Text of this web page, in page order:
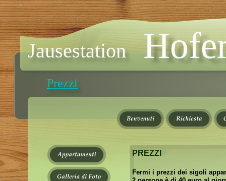
Prezzi
Jausestation
PREZZI
Fermi i prezzi dei sigoli